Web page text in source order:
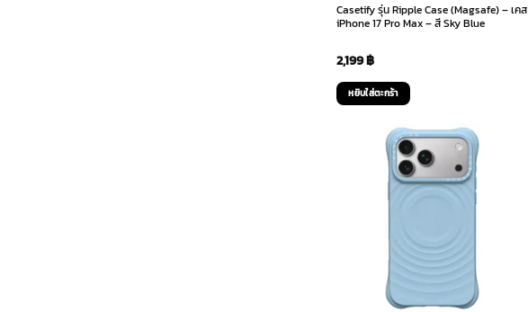
Casetify รุ่น Ripple Case (Magsafe) – เคส
iPhone 17 Pro Max – สี Sky Blue
2,199฿
หยิบใส่ตะกร้า